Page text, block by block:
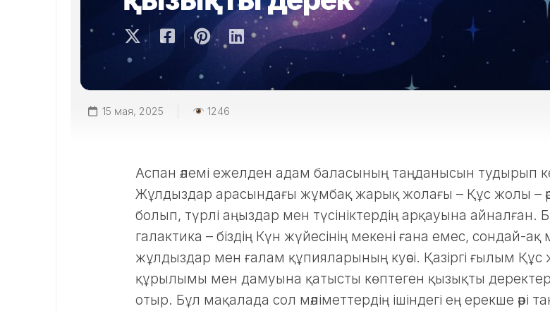
15 мая, 2025 1246
Аспан әлемі ежелден адам баласының таңданысын тудырып
Жұлдыздар арасындағы жұмбақ жарық жолағы – Құс жолы –
болып, түрлі аңыздар мен түсініктердің арқауына айналған.
галактика – біздің Күн жүйесінің мекені ғана емес, сондай-
жұлдыздар мен ғалам құпияларының куәсі. Қазіргі ғылым
құрылымы мен дамуына қатысты көптеген қызықты
отыр. Бұл мақалада сол мәліметтердің ішіндегі ең ерекше әрі